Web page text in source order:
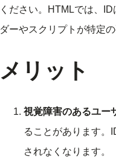
ください。HTMLでは、
ダーやスクリプトが特定
メリット
視覚障害のあるユー
ることがあります。
されなくなります。